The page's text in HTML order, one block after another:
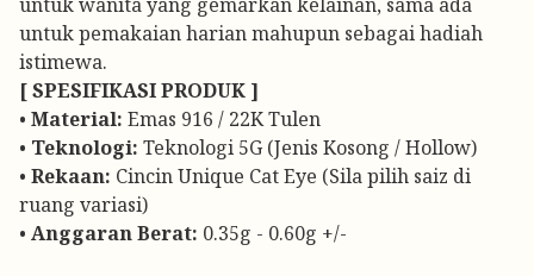
untuk pemakaian harian mahupun sebagai hadiah
istimewa.
[ SPESIFIKASI PRODUK ]
• Material: Emas 916 / 22K Tulen
• Teknologi: Teknologi 5G (Jenis Kosong / Hollow)
• Rekaan: Cincin Unique Cat Eye (Sila pilih saiz di
ruang variasi)
• Anggaran Berat: 0.35g - 0.60g +/-